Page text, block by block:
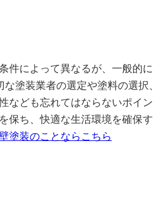
件によって異なるが、一般的に
塗装業者の選定や塗料の選択、
なども忘れてはならないポイン
保ち、快適な生活環境を確保す
塗装のことならこちら